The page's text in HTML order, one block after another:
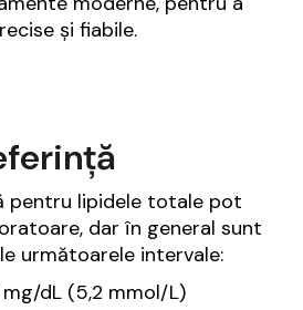
și fiabile.
pentru lipidele totale pot
dar în general sunt
următoarele intervale:
dL (5,2 mmol/L)